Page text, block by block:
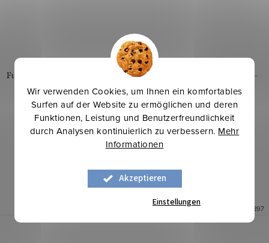
Wir verwenden Cookies, um Ihnen ein komfortables
Surfen auf der Website zu ermöglichen und deren
Funktionen, Leistung und Benutzerfreundlichkeit
durch Analysen kontinuierlich zu verbessern. Mehr
Informationen
Akzeptieren
Einstellungen
Funktionsjersey UNI - Blau-Grau
8,70 €
13,8 lfm
Funktionsjersey Camouflage –
Blau-Grau
7,90 €
Auf Lager
2622897